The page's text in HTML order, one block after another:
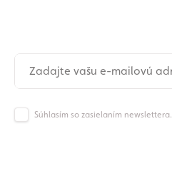
Súhlasím so zasielaním newslettera.